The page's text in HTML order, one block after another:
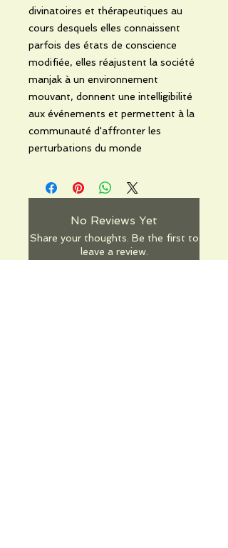
divinatoires et thérapeutiques au
cours desquels elles connaissent
parfois des états de conscience
modifiée, elles réajustent la société
manjak à un environnement
mouvant, donnent une intelligibilité
aux événements et permettent à la
communauté d'affronter les
perturbations du monde
No Reviews Yet
Share your thoughts. Be the first to
leave a review.